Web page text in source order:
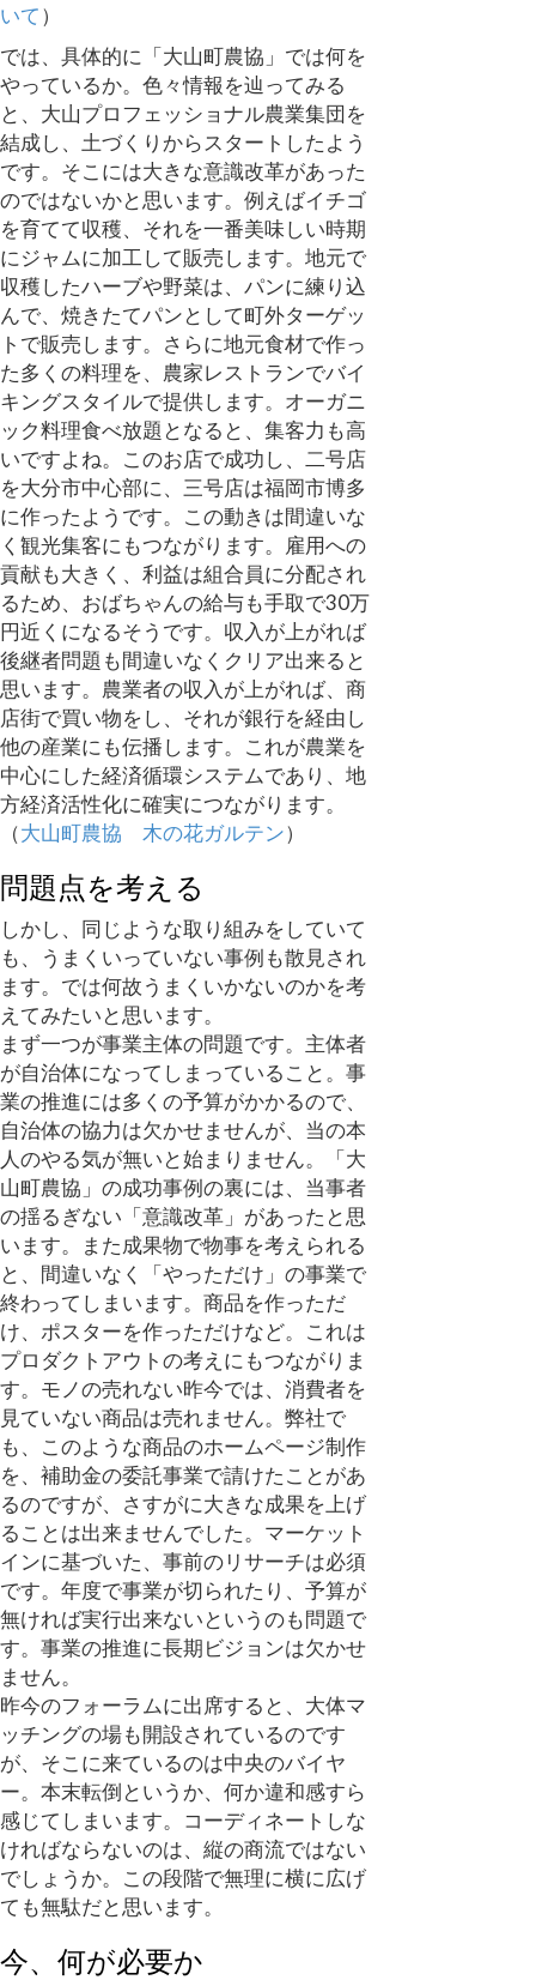
いて）
では、具体的に「大山町農協」では何を
やっているか。色々情報を辿ってみる
と、大山プロフェッショナル農業集団を
結成し、土づくりからスタートしたよう
です。そこには大きな意識改革があった
のではないかと思います。例えばイチゴ
を育てて収穫、それを一番美味しい時期
にジャムに加工して販売します。地元で
収穫したハーブや野菜は、パンに練り込
んで、焼きたてパンとして町外ターゲッ
トで販売します。さらに地元食材で作っ
た多くの料理を、農家レストランでバイ
キングスタイルで提供します。オーガニ
ック料理食べ放題となると、集客力も高
いですよね。このお店で成功し、二号店
を大分市中心部に、三号店は福岡市博多
に作ったようです。この動きは間違いな
く観光集客にもつながります。雇用への
貢献も大きく、利益は組合員に分配され
るため、おばちゃんの給与も手取で30万
円近くになるそうです。収入が上がれば
後継者問題も間違いなくクリア出来ると
思います。農業者の収入が上がれば、商
店街で買い物をし、それが銀行を経由し
他の産業にも伝播します。これが農業を
中心にした経済循環システムであり、地
方経済活性化に確実につながります。
（大山町農協 木の花ガルテン）
問題点を考える
しかし、同じような取り組みをしていて
も、うまくいっていない事例も散見され
ます。では何故うまくいかないのかを考
えてみたいと思います。
まず一つが事業主体の問題です。主体者
が自治体になってしまっていること。事
業の推進には多くの予算がかかるので、
自治体の協力は欠かせませんが、当の本
人のやる気が無いと始まりません。「大
山町農協」の成功事例の裏には、当事者
の揺るぎない「意識改革」があったと思
います。また成果物で物事を考えられる
と、間違いなく「やっただけ」の事業で
終わってしまいます。商品を作っただ
け、ポスターを作っただけなど。これは
プロダクトアウトの考えにもつながりま
す。モノの売れない昨今では、消費者を
見ていない商品は売れません。弊社で
も、このような商品のホームページ制作
を、補助金の委託事業で請けたことがあ
るのですが、さすがに大きな成果を上げ
ることは出来ませんでした。マーケット
インに基づいた、事前のリサーチは必須
です。年度で事業が切られたり、予算が
無ければ実行出来ないというのも問題で
す。事業の推進に長期ビジョンは欠かせ
ません。
昨今のフォーラムに出席すると、大体マ
ッチングの場も開設されているのです
が、そこに来ているのは中央のバイヤ
ー。本末転倒というか、何か違和感すら
感じてしまいます。コーディネートしな
ければならないのは、縦の商流ではない
でしょうか。この段階で無理に横に広げ
ても無駄だと思います。
今、何が必要か